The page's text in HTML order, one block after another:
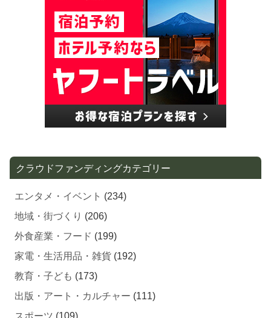
クラウドファンディングカテゴリー
エンタメ・イベント (234)
地域・街づくり (206)
外食産業・フード (199)
家電・生活用品・雑貨 (192)
教育・子ども (173)
出版・アート・カルチャー (111)
スポーツ (109)